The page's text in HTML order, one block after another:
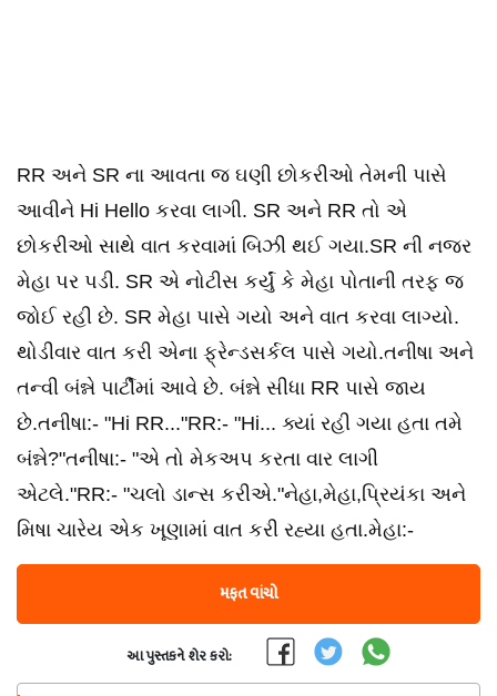
RR અને SR ના આવતા જ ઘણી છોકરીઓ તેમની પાસે
આવીને Hi Hello કરવા લાગી. SR અને RR તો એ
છોકરીઓ સાથે વાત કરવામાં બિઝી થઈ ગયા.SR ની નજર
મેહા પર પડી. SR એ નોટીસ કર્યું કે મેહા પોતાની તરફ જ
જોઈ રહી છે. SR મેહા પાસે ગયો અને વાત કરવા લાગ્યો.
થોડીવાર વાત કરી એના ફ્રેન્ડસર્કલ પાસે ગયો.તનીષા અને
તન્વી બંન્ને પાર્ટીમાં આવે છે. બંન્ને સીધા RR પાસે જાય
છે.તનીષા:- "Hi RR..."RR:- "Hi... ક્યાં રહી ગયા હતા તમે
બંન્ને?"તનીષા:- "એ તો મેકઅપ કરતા વાર લાગી
એટલે."RR:- "ચલો ડાન્સ કરીએ‌."નેહા,મેહા,પ્રિયંકા અને
મિષા ચારેય એક ખૂણામાં વાત કરી રહ્યા હતા.મેહા:-
મફત વાંચો
આ પુસ્તકને શેર કરો: